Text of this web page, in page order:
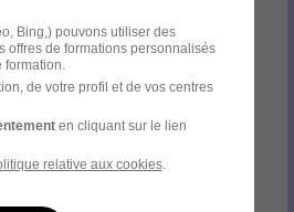
Bing,) pouvons utiliser des
offres de formations personnalisés
de votre profil et de vos centres
en cliquant sur le lien
relative aux cookies.